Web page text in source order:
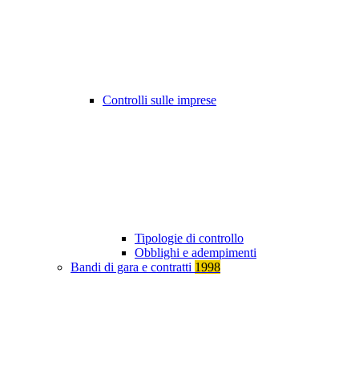
Controlli sulle imprese
Tipologie di controllo
Obblighi e adempimenti
Bandi di gara e contratti 1998